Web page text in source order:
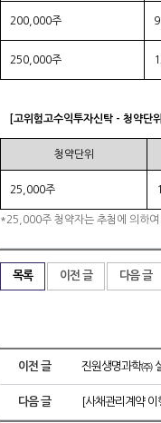
200,000주
250,000주
[고위험고수익투자신탁 - 청약단
청약단위
25,000주
*25,000주 청약자는 추첨에 의하
목록 이전 글 다음 글
이전 글 진원생명과학㈜
다음 글 [사채관리계약